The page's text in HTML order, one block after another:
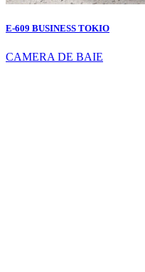
E-609 BUSINESS TOKIO
CAMERA DE BAIE